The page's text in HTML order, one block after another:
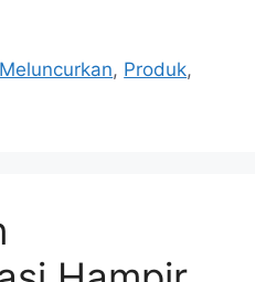
Meluncurkan, Produk,